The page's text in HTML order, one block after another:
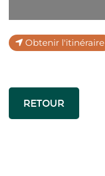
Obtenir l'itinéraire
RETOUR